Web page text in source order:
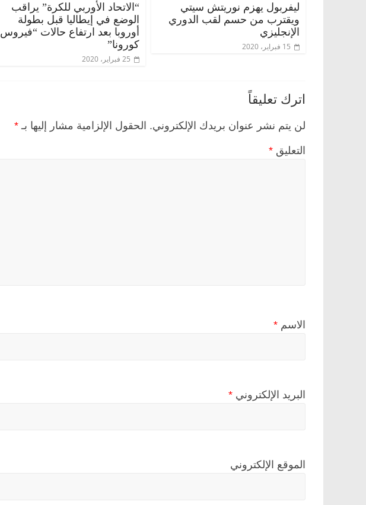
ليفربول يهزم نوريتش سيتي
ويقترب من حسم لقب الدوري
الإنجليزي
15 فبراير، 2020
“الاتحاد الأوربي للكرة” يراقب
الوضع في إيطاليا قبل بطولة
أوروبا بعد ارتفاع حالات “فيروس
كورونا”
25 فبراير، 2020
اترك تعليقاً
لن يتم نشر عنوان بريدك الإلكتروني. الحقول الإلزامية مشار إليها بـ *
التعليق *
الاسم *
البريد الإلكتروني *
الموقع الإلكتروني